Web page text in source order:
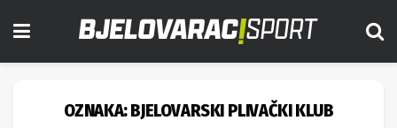
OZNAKA:BJELOVARSKI PLIVAČKI KLUB